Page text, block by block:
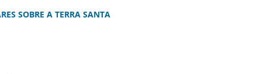
SOBRE A TERRA SANTA